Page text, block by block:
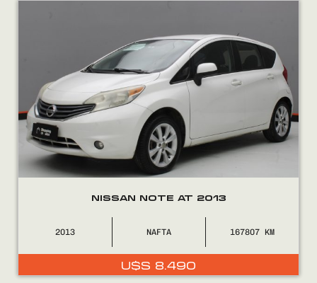
NISSAN NOTE AT 2013
2013 NAFTA 167807
U$S 8.490